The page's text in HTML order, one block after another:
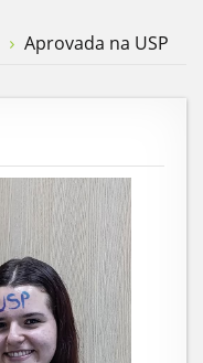
Aprovada na USP